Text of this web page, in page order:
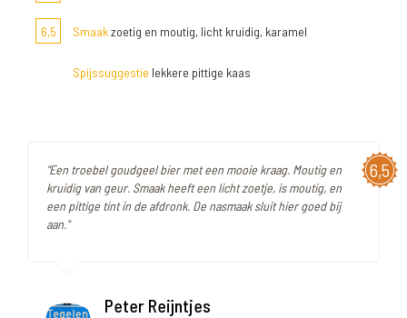
6,5 Smaakzoetig en moutig, licht kruidig, karamel
Spijssuggestie lekkere pittige kaas
6,5
"Een troebel goudgeel bier met een mooie kraag. Moutig en
kruidig van geur. Smaak heeft een licht zoetje, is moutig, en
een pittige tint in de afdronk. De nasmaak sluit hier goed bij
aan."
Peter Reijntjes